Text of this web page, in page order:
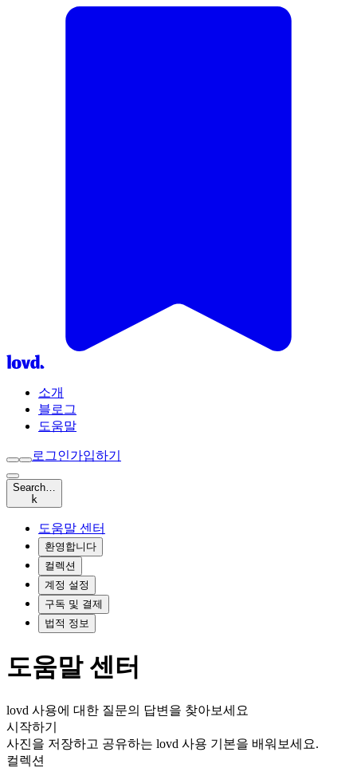
소개
블로그
도움말
로그인가입하기
Search…
k
도움말 센터
환영합니다
컬렉션
계정 설정
구독 및 결제
법적 정보
도움말 센터
lovd 사용에 대한 질문의 답변을 찾아보세요
시작하기
사진을 저장하고 공유하는 lovd 사용 기본을 배워보세요.
컬렉션